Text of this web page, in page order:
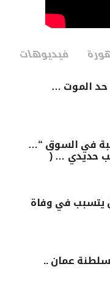
فيديوهات
حد الموت …
في السوق “…
حديدي … (
يتسبب في وفاة
عمان ..